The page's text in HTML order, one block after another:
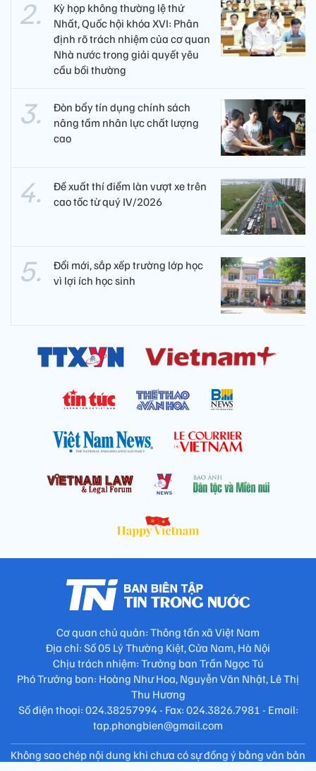
Kỳ họp không thường lệ thứ
Nhất, Quốc hội khóa XVI: Phân
định rõ trách nhiệm của cơ quan
Nhà nước trong giải quyết yêu
cầu bồi thường
Đòn bẩy tín dụng chính sách
nâng tầm nhân lực chất lượng
cao
Đề xuất thí điểm làn vượt xe trên
cao tốc từ quý IV/2026
Đổi mới, sắp xếp trường lớp học
vì lợi ích học sinh
Cơ quan chủ quản: Thông tấn xã Việt Nam
Địa chỉ: Số 05 Lý Thường Kiệt, Cửa Nam, Hà Nội
Chịu trách nhiệm: Trưởng ban Trần Ngọc Tú
Phó Trưởng ban: Hoàng Như Hoa, Nguyễn Văn Nhật, Lê Thị
Thu Hương
Số điện thoại: 024.38257994 - Fax: 024.3826.7981 - Email:
tap.phongbien@gmail.com
Không sao chép nội dung khi chưa có sự đồng ý bằng văn bản